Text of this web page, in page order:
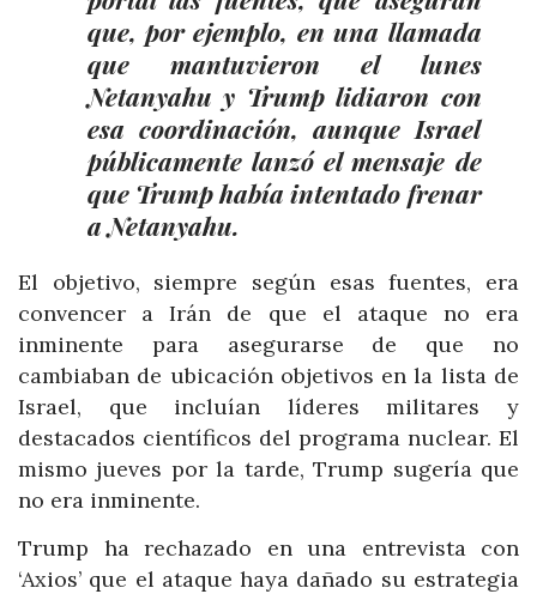
que, por ejemplo, en una llamada
que mantuvieron el lunes
Netanyahu y Trump lidiaron con
esa coordinación, aunque Israel
públicamente lanzó el mensaje de
que Trump había intentado frenar
a Netanyahu.
El objetivo, siempre según esas fuentes, era
convencer a Irán de que el ataque no era
inminente para asegurarse de que no
cambiaban de ubicación objetivos en la lista de
Israel, que incluían líderes militares y
destacados científicos del programa nuclear. El
mismo jueves por la tarde, Trump sugería que
no era inminente.
Trump ha rechazado en una entrevista con
‘Axios’ que el ataque haya dañado su estrategia